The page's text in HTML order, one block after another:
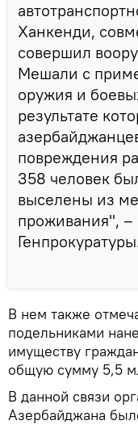
Ханкенди,
совершил
Мешали с
оружия и
результате
повреждения
358 человек
выселены из
проживания", –
В нем также
подельниками
имуществу
общую сумму 5,5
В данной связи
Азербайджана